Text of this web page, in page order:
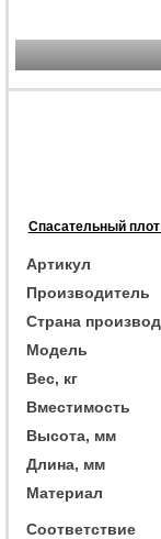
Спасательный
Артикул
Производитель
Страна
Модель
Вес, кг
Вместимость
Высота, мм
Длина, мм
Материал
Соответствие